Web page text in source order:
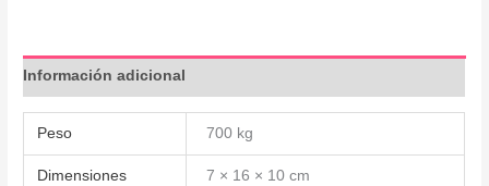
Información adicional
Peso 700 kg
Dimensiones 7 × 16 × 10 cm